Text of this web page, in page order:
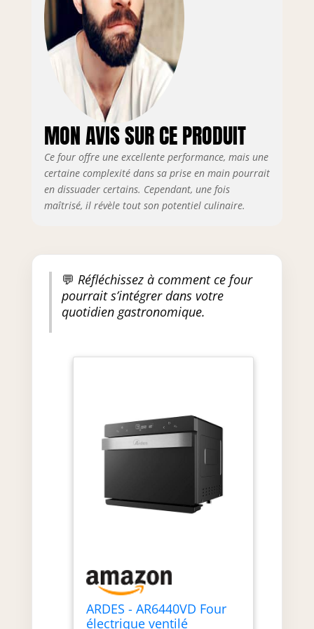
four ventilé, four traditionnel,
friteuse, yaourtière, sécheur. 9
fonctions avec 48 programmes
de cuisson disponibles dans le
four ventilé Ardes DIMENSIONS
ET CARACTÉRISTIQUES -
Dimensions du four : largeur
52,6 cm x profondeur 50 cm x
hauteur 40 cm. Les mesures
suivantes : largeur 39 cm x
profondeur 34 cm x hauteur
27,5 cm ARDES - Depuis 60 ans,
nous proposons des produits
sûrs, faciles à utiliser et
besoins quotidiens.
MON AVIS SUR CE PRODUIT
Ce four offre une excellente performance, mais une
certaine complexité dans sa prise en main pourrait
en dissuader certains. Cependant, une fois
maîtrisé, il révèle tout son potentiel culinaire.
💬 Réfléchissez à comment ce four
pourrait s’intégrer dans votre
quotidien gastronomique.
ARDES - AR6440VD Four
électrique ventilé